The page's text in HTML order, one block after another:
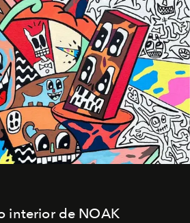
interior de NOAK